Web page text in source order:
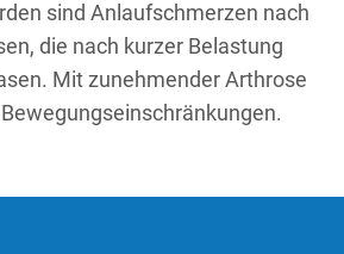
sind Anlaufschmerzen nach
die nach kurzer Belastung
Mit zunehmender Arthrose